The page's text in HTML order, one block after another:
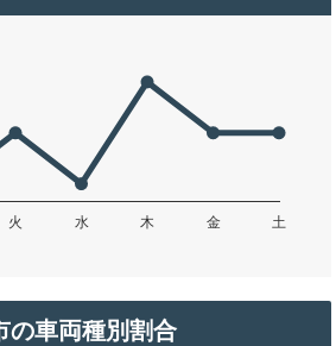
の車両種別割合